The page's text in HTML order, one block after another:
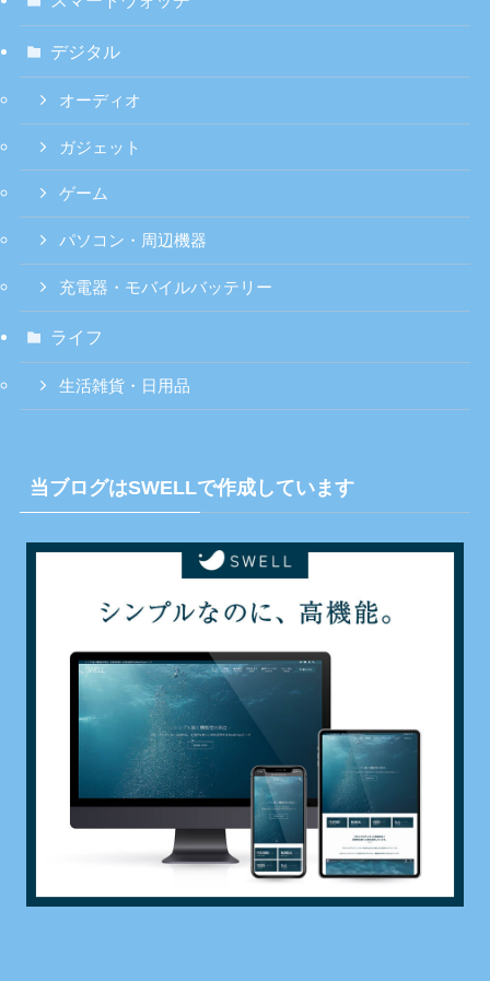
デジタル
オーディオ
ガジェット
ゲーム
パソコン・周辺機器
充電器・モバイルバッテリー
ライフ
生活雑貨・日用品
当ブログはSWELLで作成しています